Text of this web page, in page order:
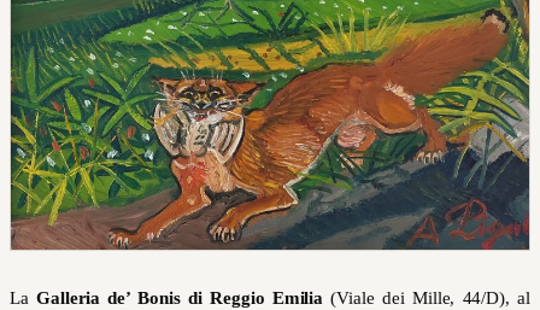
LaGalleria de’ Bonis di Reggio Emilia (Viale dei Mille, 44/D), al